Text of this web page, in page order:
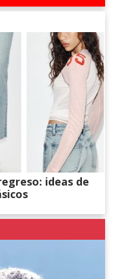
ideas de